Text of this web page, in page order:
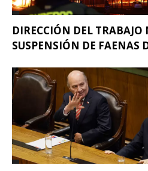
DIRECCIÓN DEL
SUSPENSIÓN DE FAENAS